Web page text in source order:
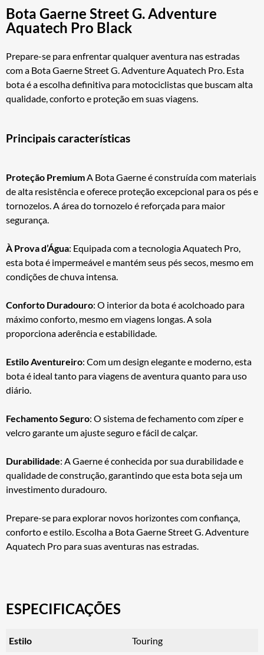
Bota Gaerne Street G. Adventure
Aquatech Pro Black
Prepare-se para enfrentar qualquer aventura nas estradas
com a Bota Gaerne Street G. Adventure Aquatech Pro. Esta
bota é a escolha definitiva para motociclistas que buscam alta
qualidade, conforto e proteção em suas viagens.
Principais características
Proteção PremiumA Bota Gaerne é construída com materiais
de alta resistência e oferece proteção excepcional para os pés e
tornozelos. A área do tornozelo é reforçada para maior
segurança.
À Prova d’Água: Equipada com a tecnologia Aquatech Pro,
esta bota é impermeável e mantém seus pés secos, mesmo em
condições de chuva intensa.
Conforto Duradouro: O interior da bota é acolchoado para
máximo conforto, mesmo em viagens longas. A sola
proporciona aderência e estabilidade.
Estilo Aventureiro: Com um design elegante e moderno, esta
bota é ideal tanto para viagens de aventura quanto para uso
diário.
Fechamento Seguro: O sistema de fechamento com zíper e
velcro garante um ajuste seguro e fácil de calçar.
Durabilidade: A Gaerne é conhecida por sua durabilidade e
qualidade de construção, garantindo que esta bota seja um
investimento duradouro.
Prepare-se para explorar novos horizontes com confiança,
conforto e estilo. Escolha a Bota Gaerne Street G. Adventure
Aquatech Pro para suas aventuras nas estradas.
ESPECIFICAÇÕES
Estilo Touring